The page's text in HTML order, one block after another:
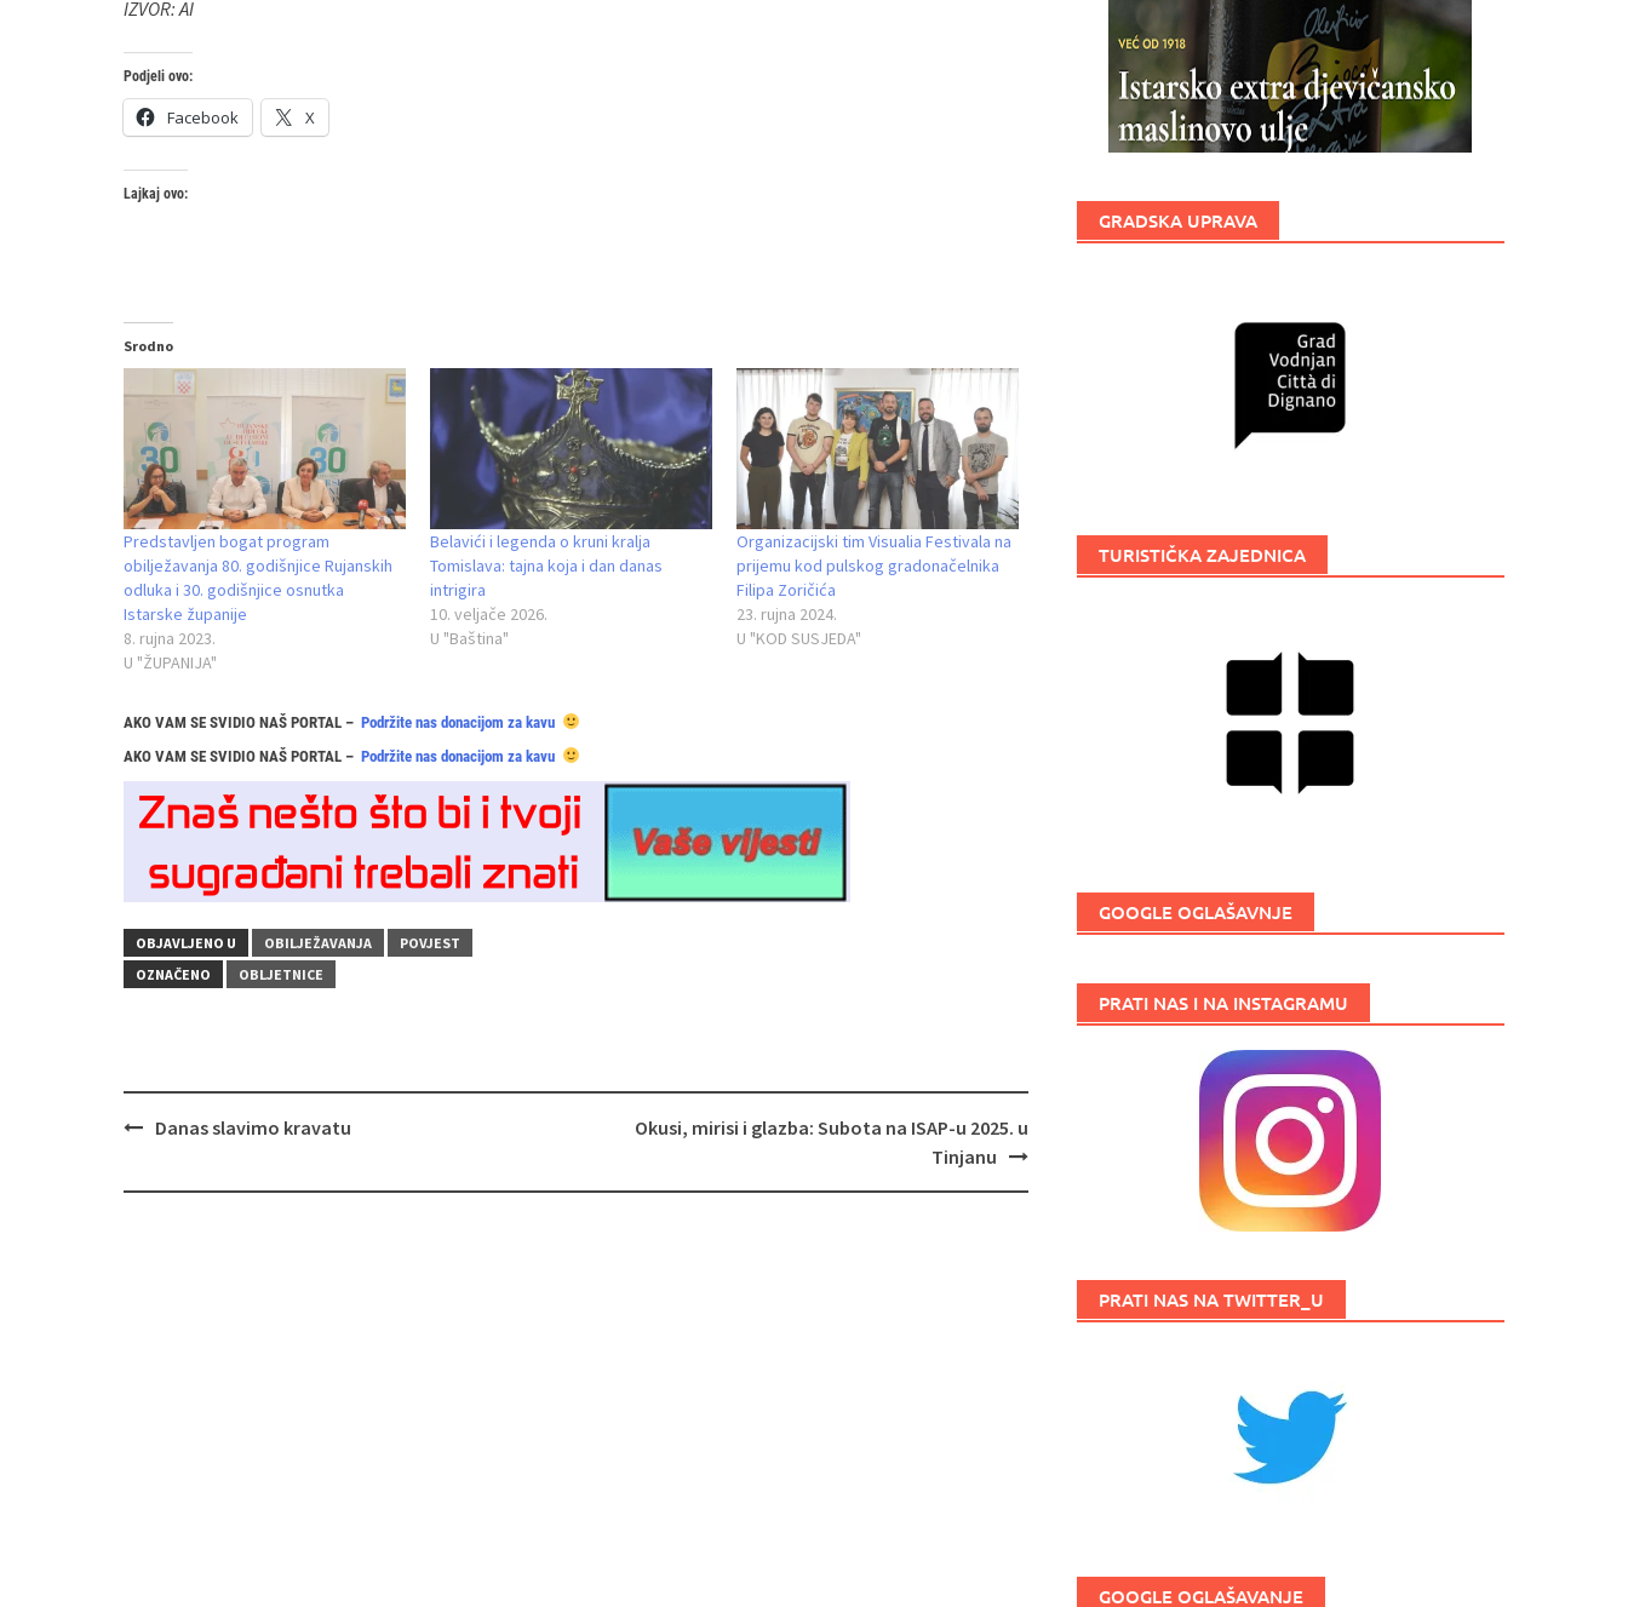
IZVOR: AI
Podjeli ovo:
Facebook X
Lajkaj ovo:
Srodno
Predstavljen bogat program
obilježavanja 80. godišnjice Rujanskih
odluka i 30. godišnjice osnutka
Istarske županije
8. rujna 2023.
U "ŽUPANIJA"
Belavići i legenda o kruni kralja
Tomislava: tajna koja i dan danas
intrigira
10. veljače 2026.
U "Baština"
Organizacijski tim Visualia Festivala na
prijemu kod pulskog gradonačelnika
Filipa Zoričića
23. rujna 2024.
U "KOD SUSJEDA"
AKO VAM SE SVIDIO NAŠ PORTAL – Podržite nas donacijom za kavu
AKO VAM SE SVIDIO NAŠ PORTAL – Podržite nas donacijom za kavu
OBJAVLJENO U OBILJEŽAVANJA
POVJEST
OZNAČENO
OBLJETNICE
Navigacija
Danas slavimo kravatu
Okusi, mirisi i glazba: Subota na ISAP-u 2025. u
Tinjanu
GRADSKA UPRAVA
TURISTIČKA ZAJEDNICA
GOOGLE OGLAŠAVNJE
PRATI NAS I NA INSTAGRAMU
PRATI NAS NA TWITTER_U
GOOGLE OGLAŠAVANJE